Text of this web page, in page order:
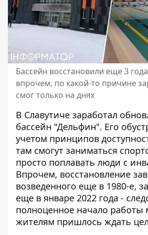
Бассейн восстановили еще 3
впрочем, по какой-то причине
смог только на днях
В Славутиче заработал
бассейн "Дельфин". Его
учетом принципов
там смогут заниматься
просто поплавать люди с
Впрочем, восстановление
возведенного еще в 1980-е,
еще в январе 2022 года -
полноценное начало работы
жителям пришлось ждать